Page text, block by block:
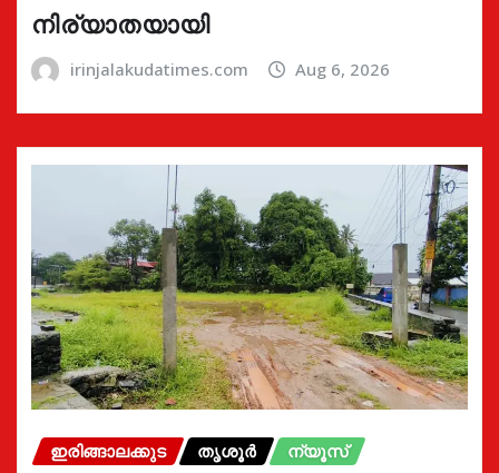
നിര്യാതയായി
irinjalakudatimes.com Aug 6, 2026
ഇരിങ്ങാലക്കുട തൃശൂർ ന്യൂസ്